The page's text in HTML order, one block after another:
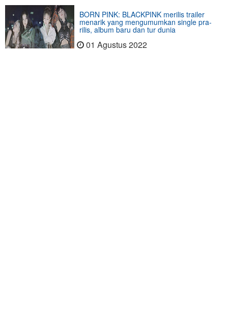
BORN PINK: BLACKPINK merilis trailer
menarik yang mengumumkan single pra-
rilis, album baru dan tur dunia
01 Agustus 2022